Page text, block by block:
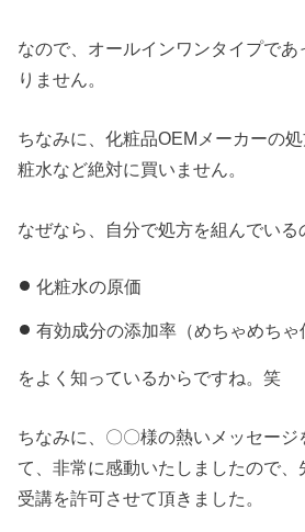
なので、オールインワンタイプであ
りません。
ちなみに、化粧品OEMメーカーの
粧水など絶対に買いません。
なぜなら、自分で処方を組んでいる
化粧水の原価
有効成分の添加率（めちゃめちゃ
をよく知っているからですね。笑
ちなみに、〇〇様の熱いメッセージ
て、非常に感動いたしましたので
受講を許可させて頂きました。